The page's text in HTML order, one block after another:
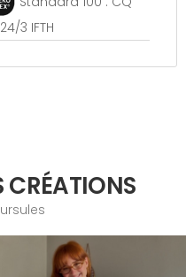
3 IFTH
CRÉATIONS